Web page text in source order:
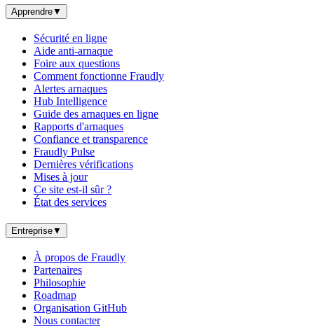
Apprendre▼
Sécurité en ligne
Aide anti-arnaque
Foire aux questions
Comment fonctionne Fraudly
Alertes arnaques
Hub Intelligence
Guide des arnaques en ligne
Rapports d'arnaques
Confiance et transparence
Fraudly Pulse
Dernières vérifications
Mises à jour
Ce site est-il sûr ?
État des services
Entreprise▼
À propos de Fraudly
Partenaires
Philosophie
Roadmap
Organisation GitHub
Nous contacter